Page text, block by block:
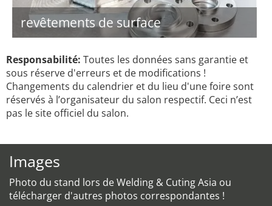
revêtements de surface
Responsabilité: Toutes les données sans garantie et
sous réserve d'erreurs et de modifications !
Changements du calendrier et du lieu d'une foire sont
réservés à l’organisateur du salon respectif. Ceci n’est
pas le site officiel du salon.
Images
Photo du stand lors de Welding & Cuting Asia ou
télécharger d'autres photos correspondantes !